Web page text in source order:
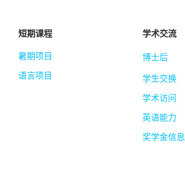
短期课程
暑期项目
语言项目
学术交流
博士后
学生交换
学术访问
英语能力
奖学金信息